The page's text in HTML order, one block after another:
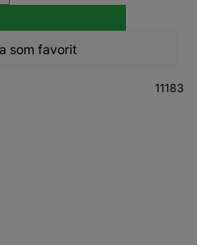
Lägg till i favoriter
11183